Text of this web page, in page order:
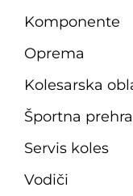
Komponente
Oprema
Kolesarska
Športna
Servis koles
Vodiči